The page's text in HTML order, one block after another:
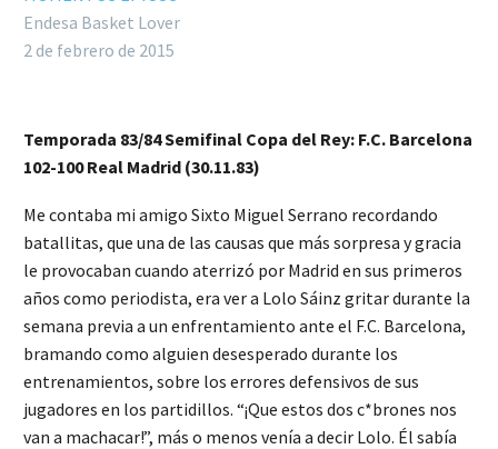
Endesa Basket Lover
2 de febrero de 2015
Temporada 83/84 Semifinal Copa del Rey: F.C. Barcelona
102-100 Real Madrid (30.11.83)
Me contaba mi amigo Sixto Miguel Serrano recordando
batallitas, que una de las causas que más sorpresa y gracia
le provocaban cuando aterrizó por Madrid en sus primeros
años como periodista, era ver a Lolo Sáinz gritar durante la
semana previa a un enfrentamiento ante el F.C. Barcelona,
bramando como alguien desesperado durante los
entrenamientos, sobre los errores defensivos de sus
jugadores en los partidillos. “¡Que estos dos c*brones nos
van a machacar!”, más o menos venía a decir Lolo. Él sabía